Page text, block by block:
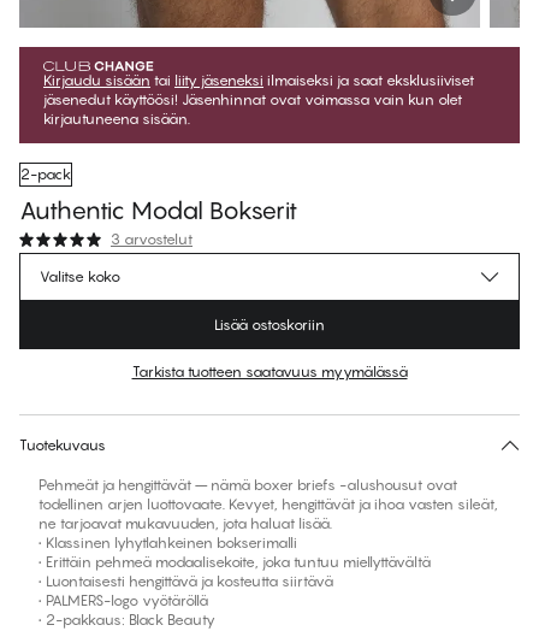
Kirjaudu sisään tai liity jäseneksi ilmaiseksi ja saat eksklusiiviset
jäsenedut käyttöösi! Jäsenhinnat ovat voimassa vain kun olet
kirjautuneena sisään.
2-pack
Authentic Modal Bokserit
3 arvostelut
€39.95Normaalihinta
Ei ehdotettua kokoa tähän tuotteeseen
Valitse koko
Lisää ostoskoriin
Tarkista tuotteen saatavuus myymälässä
Tuotekuvaus
Pehmeät ja hengittävät – nämä boxer briefs -alushousut ovat
todellinen arjen luottovaate. Kevyet, hengittävät ja ihoa vasten sileät,
ne tarjoavat mukavuuden, jota haluat lisää.
• Klassinen lyhytlahkeinen bokserimalli
• Erittäin pehmeä modaalisekoite, joka tuntuu miellyttävältä
• Luontaisesti hengittävä ja kosteutta siirtävä
• PALMERS-logo vyötäröllä
• 2-pakkaus: Black Beauty